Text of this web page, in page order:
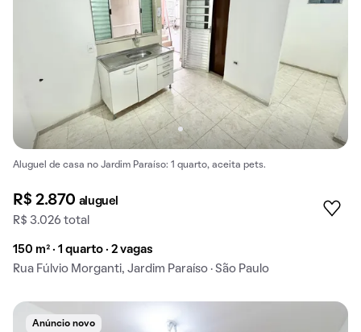
Aluguel de casa no Jardim Paraíso: 1 quarto, aceita pets.
R$ 2.870 aluguel
R$ 3.026 total
150 m² · 1 quarto · 2 vagas
Rua Fúlvio Morganti, Jardim Paraíso · São Paulo
Anúncio novo